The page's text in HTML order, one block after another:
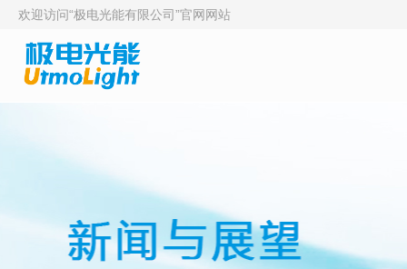
欢迎访问“极电光能有限公司”官网网站